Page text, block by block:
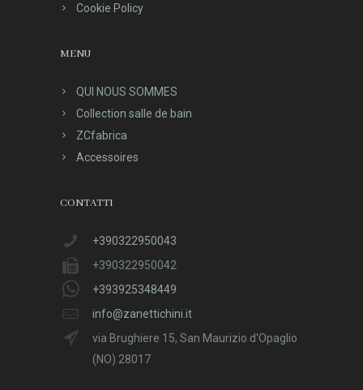
Cookie Policy
MENU
QUI NOUS SOMMES
Collection salle de bain
ZCfabrica
Accessoires
CONTATTI
+390322950043
+390322950042
+393925348449
info@zanettichini.it
via Brughiere 15, San Maurizio d'Opaglio
(NO) 28017